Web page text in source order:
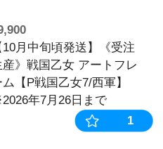
¥9,900
【10月中旬